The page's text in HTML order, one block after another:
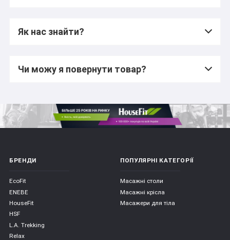
Як нас знайти?
Чи можу я повернути товар?
БРЕНДИ
EcoFit
ENEBE
HouseFit
HSF
L.A. Trekking
Relax
ПОПУЛЯРНІ КАТЕГОРІЇ
Масажні столи
Масажні крісла
Масажери для тіла